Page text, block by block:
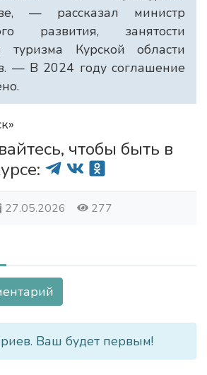
— рассказал министр
развития, занятости
туризма Курской области
— В 2024 году соглашение
чтобы быть в
27.05.2026 277
Ваш будет первым!